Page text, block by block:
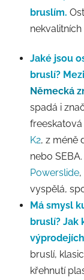
bruslím.
Jaké jsou
bruslí?
Německá
spadá i
K2, z méně
nebo
Powerslide
vyspělá,
Má smysl
bruslí? Jak
bruslí,
křehnutí